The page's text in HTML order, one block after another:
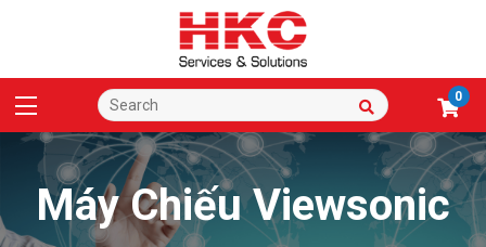
0
Máy Chiếu Viewsonic